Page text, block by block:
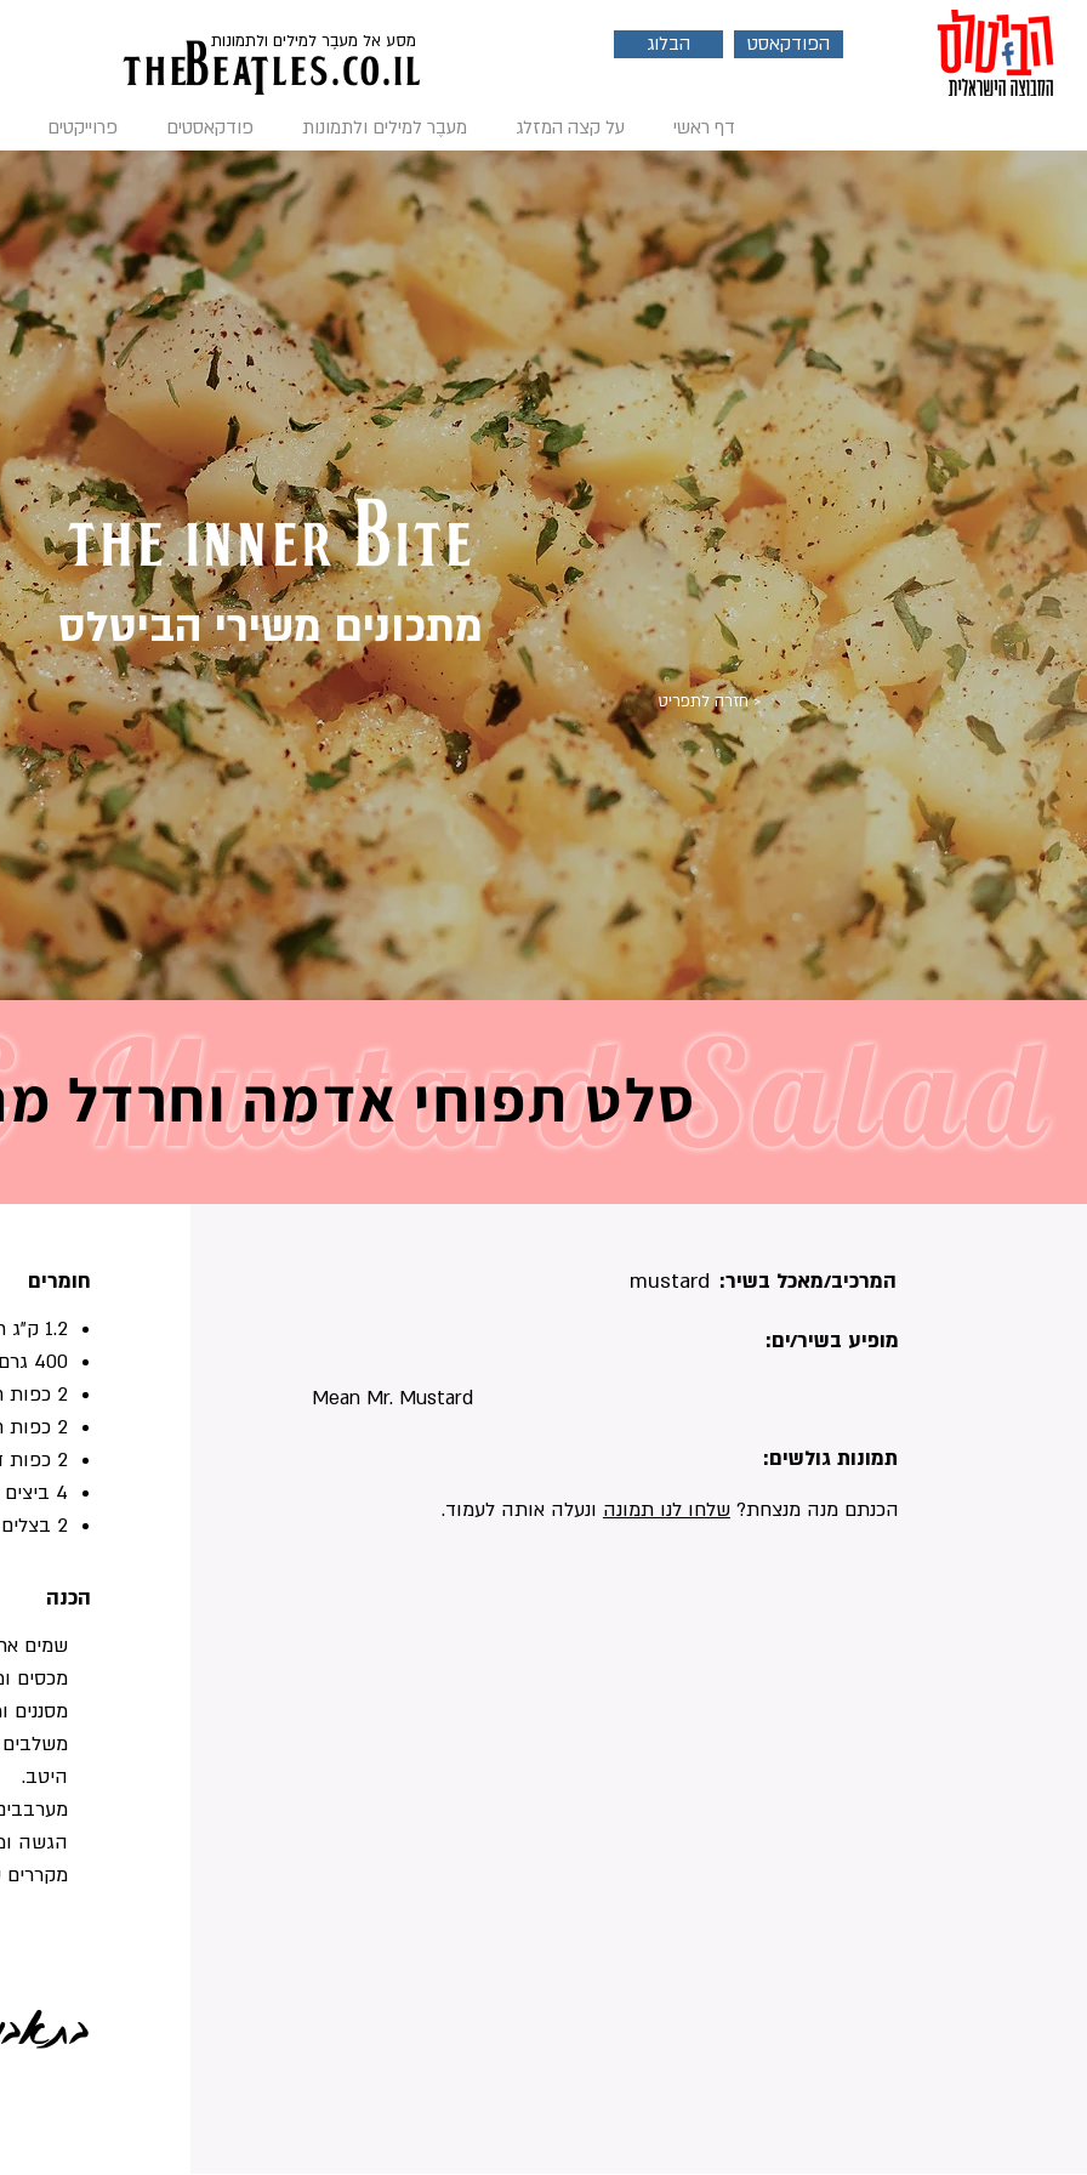
הבלוג הפודקאסט theBeaTles.co.il
מסע אל מעבֶר למילים ולתמונות
דף ראשי על קצה המזלג מעבֶר למילים ולתמונות פודקאסטים פרוייקטים
the inner bite
מתכונים משירי הביטלס
< חזרה לתפריט
Mustard Salad
סלט תפוחי אדמה וחרדל
חומרים
1.2 ק"ג תפוחי אדמה, חתוכים לקוביות בינוניות
400 גרם מיונז
2 כפות חרדל
2 כפות חומץ סיידר
2 כפות דבש
4 ביצים קשות, פרוסות
2 בצלים פרוסים
הכנה
שמים
מכסים ומבשלים
מסננים
משלבים
היטב.
הגשה
מקררים
mustard המרכיב/מאכל בשיר:
מופיע בשיר/ים:
Mean Mr. Mustard
תמונות גולשים:
הכנתם מנה מנצחת?שלחו לנו תמונה ונעלה אותה לעמוד.